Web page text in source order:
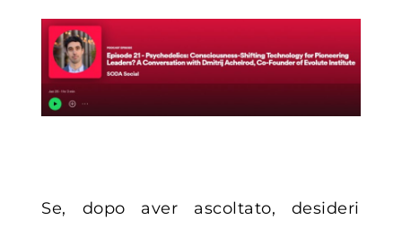
Se, dopo aver ascoltato, desideri